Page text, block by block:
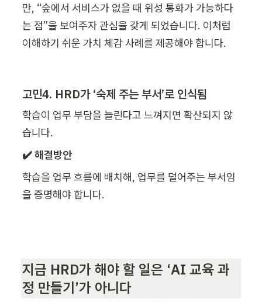
만, “숲에서 서비스가 없을 때 위성 통화가 가능하다
는 점”을 보여주자 관심을 갖게 되었습니다. 이처럼
이해하기 쉬운 가치 체감 사례를 제공해야 합니다.
고민4. HRD가 ‘숙제 주는 부서’로 인식됨
학습이 업무 부담을 늘린다고 느껴지면 확산되지 않
습니다.
✔️ 해결방안
학습을 업무 흐름에 배치해, 업무를 덜어주는 부서임
을 증명해야 합니다.
지금 HRD가 해야 할 일은 ‘AI 교육 과
정 만들기’가 아니다